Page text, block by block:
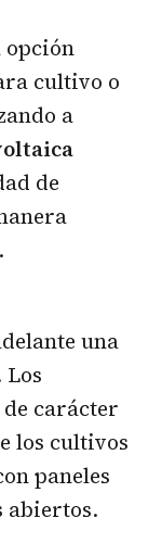
opción
cultivo o
a
de
una
Los
carácter
los cultivos
paneles
abiertos.